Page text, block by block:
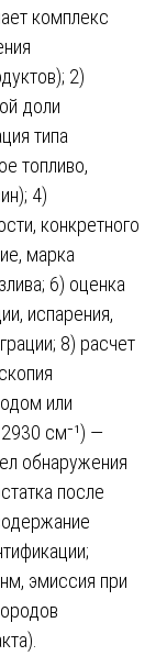
комплекс
2)
доли
типа
топливо,
4)
конкретного
марка
6) оценка
испарения,
8) расчет
или
см⁻¹) —
обнаружения
после
эмиссия при